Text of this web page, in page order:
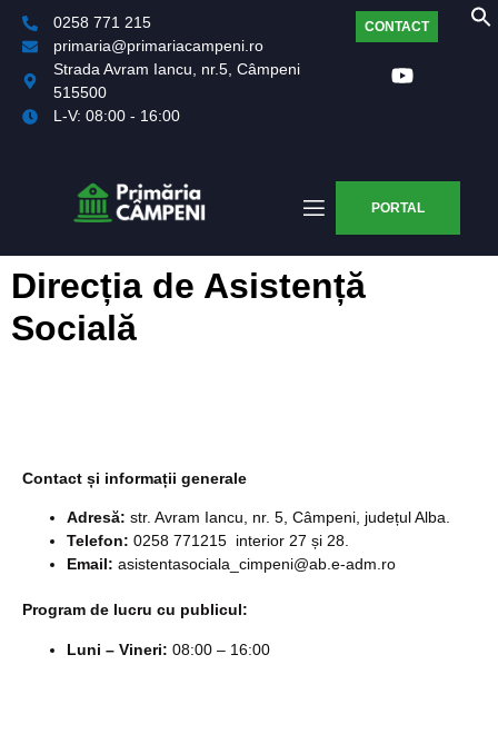
0258 771 215
primaria@primariacampeni.ro
Strada Avram Iancu, nr.5, Câmpeni
515500
L-V: 08:00 - 16:00
CONTACT
PORTAL
Direcția de Asistență
Socială
Contact și informații generale
Adresă: str. Avram Iancu, nr. 5, Câmpeni, județul Alba.
Telefon: 0258 771215 interior 27 și 28.
Email: asistentasociala_cimpeni@ab.e-adm.ro
Program de lucru cu publicul:
Luni – Vineri: 08:00 – 16:00